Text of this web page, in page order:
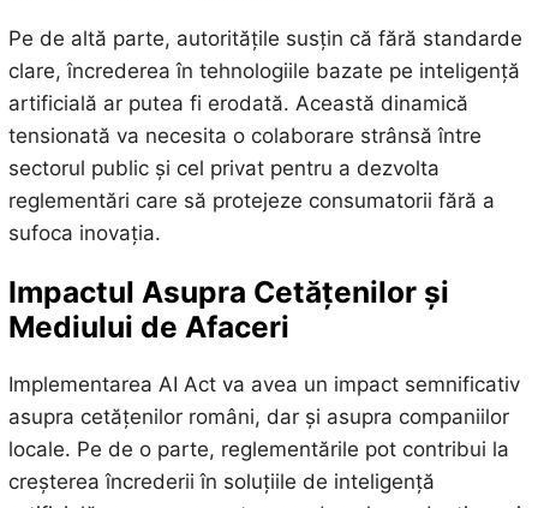
Pe de altă parte, autoritățile susțin că fără standarde
clare, încrederea în tehnologiile bazate pe inteligență
artificială ar putea fi erodată. Această dinamică
tensionată va necesita o colaborare strânsă între
sectorul public și cel privat pentru a dezvolta
reglementări care să protejeze consumatorii fără a
sufoca inovația.
Impactul Asupra Cetățenilor și
Mediului de Afaceri
Implementarea AI Act va avea un impact semnificativ
asupra cetățenilor români, dar și asupra companiilor
locale. Pe de o parte, reglementările pot contribui la
creșterea încrederii în soluțiile de inteligență